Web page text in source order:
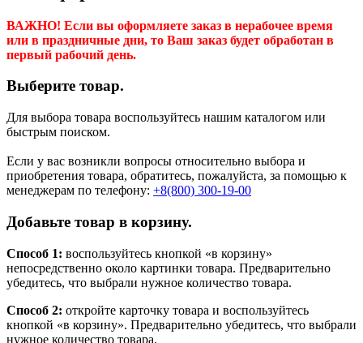
ВАЖНО! Если вы оформляете заказ в нерабочее время
или в праздничные дни, то Ваш заказ будет обработан в
первый рабочий день.
Выберите товар.
Для выбора товара воспользуйтесь нашим каталогом или
быстрым поиском.
Если у вас возникли вопросы относительно выбора и
приобретения товара, обратитесь, пожалуйста, за помощью к
менеджерам по телефону: +8(800) 300-19-00
Добавьте товар в корзину.
Способ 1: воспользуйтесь кнопкой «в корзину»
непосредственно около картинки товара. Предварительно
убедитесь, что выбрали нужное количество товара.
Способ 2: откройте карточку товара и воспользуйтесь
кнопкой «в корзину». Предварительно убедитесь, что выбрали
нужное количество товара.